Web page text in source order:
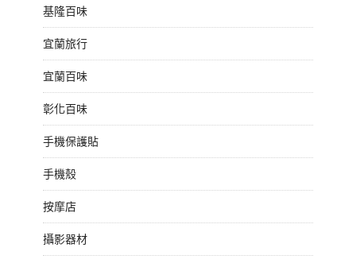
基隆百味
宜蘭旅行
宜蘭百味
彰化百味
手機保護貼
手機殼
按摩店
攝影器材